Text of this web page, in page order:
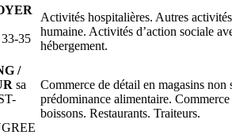
35
Activités hospitalières. Autres
humaine. Activités d’action sociale
hébergement.
/
sa
Commerce de détail en magasins non
prédominance alimentaire.
boissons. Restaurants. Traiteurs.